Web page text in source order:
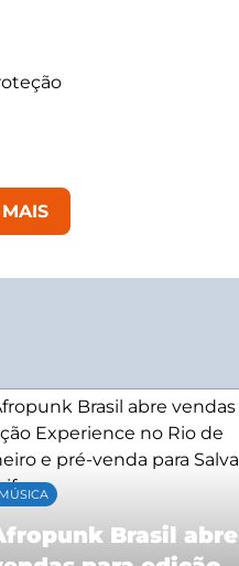
MÚSICA
Brasil abre